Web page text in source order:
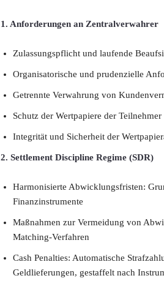
1. Anforderungen an Zentralverwahrer
Zulassungspflicht und laufende
Organisatorische und prudenzielle
Getrennte Verwahrung von
Schutz der Wertpapiere der
Integrität und Sicherheit der
2. Settlement Discipline Regime (SDR)
Harmonisierte Abwicklungsfristen:
Finanzinstrumente
Maßnahmen zur Vermeidung von
Matching-Verfahren
Cash Penalties: Automatische
Geldlieferungen, gestaffelt nach